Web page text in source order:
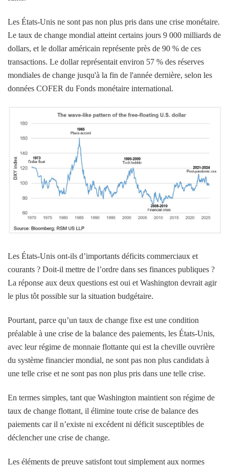
Les États-Unis ne sont pas non plus pris dans une crise monétaire.
Le taux de change mondial atteint certains jours 9 000 milliards de
dollars, et le dollar américain représente près de 90 % de ces
transactions. Le dollar représentait environ 57 % des réserves
mondiales de change jusqu'à la fin de l'année dernière, selon les
données COFER du Fonds monétaire international.
Les États-Unis ont-ils d’importants déficits commerciaux et
courants ? Doit-il mettre de l’ordre dans ses finances publiques ?
La réponse aux deux questions est oui et Washington devrait agir
le plus tôt possible sur la situation budgétaire.
Pourtant, parce qu’un taux de change fixe est une condition
préalable à une crise de la balance des paiements, les États-Unis,
avec leur régime de monnaie flottante qui est la cheville ouvrière
du système financier mondial, ne sont pas non plus candidats à
une telle crise et ne sont pas non plus pris dans une telle crise.
En termes simples, tant que Washington maintient son régime de
taux de change flottant, il élimine toute crise de balance des
paiements car il n’existe ni excédent ni déficit susceptibles de
déclencher une crise de change.
Les éléments de preuve satisfont tout simplement aux normes